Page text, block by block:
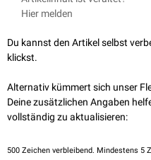
Aus dem vorderen Teil des
dem Hohlraum des Neuralrohrs.
Neuroporus anterior
Entwicklungstag, der
Hirnbläschen . Hier lassen sich 3-
3-Bläschenstadium:
Mesencephalon
5-Bläschenstadium:
(Zwischenhirnbläschen),
Metencephalon
Im adulten Stadium formen die
Hier melden
Du kannst den Artikel selbst
klickst.
Alternativ kümmert sich unser
Deine zusätzlichen Angaben
vollständig zu aktualisieren:
500 Zeichen verbleibend. Mindestens 5